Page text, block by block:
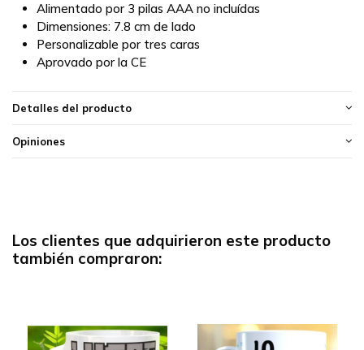
Alimentado por 3 pilas AAA no incluídas
Dimensiones: 7.8 cm de lado
Personalizable por tres caras
Aprovado por la CE
Detalles del producto
Opiniones
Los clientes que adquirieron este producto
también compraron: